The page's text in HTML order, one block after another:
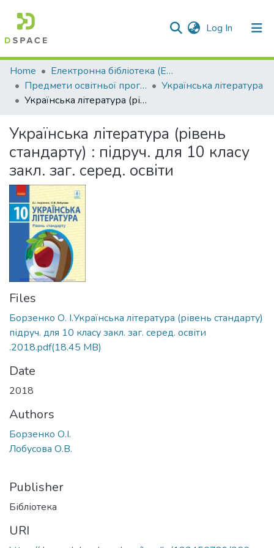
Log In (current)
Communities & Collections
All of DSpace
Home
Електронна бібліотека (E-Book)
Предмети освітньої програми профільної середньої освіти
Українська література
Українська література (рівень стандарту) : підруч. для 10 класу закл. заг. серед. освіти
Українська література (рівень
стандарту) : підруч. для 10 класу
закл. заг. серед. освіти
Files
Борзенко О. І.Українська література (рівень стандарту)
підруч. для 10 класу закл. заг. серед. освіти
.2018.pdf(18.45 MB)
Date
2018
Authors
Борзенко О.І.
Лобусова О.В.
Publisher
Бібліотека
URI